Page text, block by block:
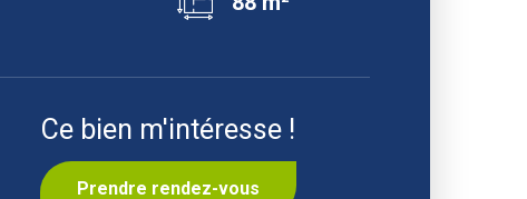
Ce bien m'intéresse !
Prendre rendez-vous